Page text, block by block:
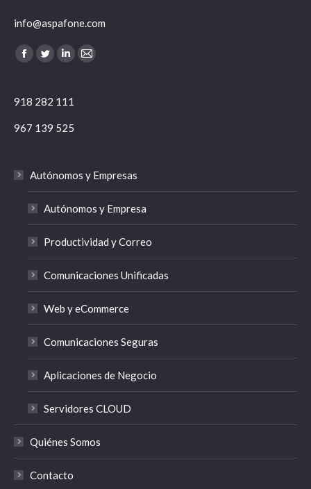
info@aspafone.com
Encuéntranos en:
Facebook
TwitterLinkedin
Mail
918 282 111
967 139 525
Autónomos y Empresas
Autónomos y Empresa
Productividad y Correo
Comunicaciones Unificadas
Web y eCommerce
Comunicaciones Seguras
Aplicaciones de Negocio
Servidores CLOUD
Quiénes Somos
Contacto